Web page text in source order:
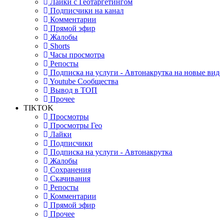
Лайки с Геотаргетингом
Подписчики на канал
Комментарии
Прямой эфир
Жалобы
Shorts
Часы просмотра
Репосты
Подписка на услуги - Автонакрутка на новые
Youtube Сообщества
Вывод в ТОП
Прочее
TIKTOK
Просмотры
Просмотры Гео
Лайки
Подписчики
Подписка на услуги - Автонакрутка
Жалобы
Сохранения
Скачивания
Репосты
Комментарии
Прямой эфир
Прочее